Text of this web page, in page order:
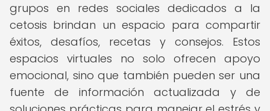
grupos en redes sociales dedicados a la
cetosis brindan un espacio para compartir
éxitos, desafíos, recetas y consejos. Estos
espacios virtuales no solo ofrecen apoyo
emocional, sino que también pueden ser una
fuente de información actualizada y de